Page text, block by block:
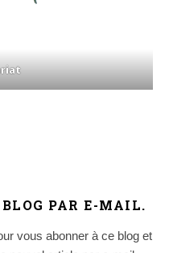
PAR E-MAIL.
vous abonner à ce blog et